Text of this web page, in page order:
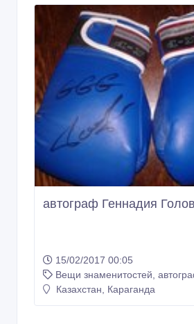
автограф Геннадия
15/02/2017 00:05
Вещи знаменитостей,
Казахстан, Караганда